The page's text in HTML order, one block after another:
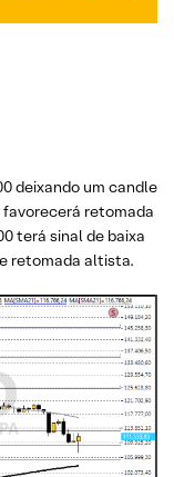
deixando um candle
retomada
terá sinal de baixa
retomada altista.